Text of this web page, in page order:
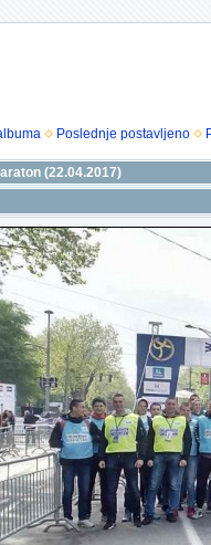
Poslednje postavljeno
(22.04.2017)